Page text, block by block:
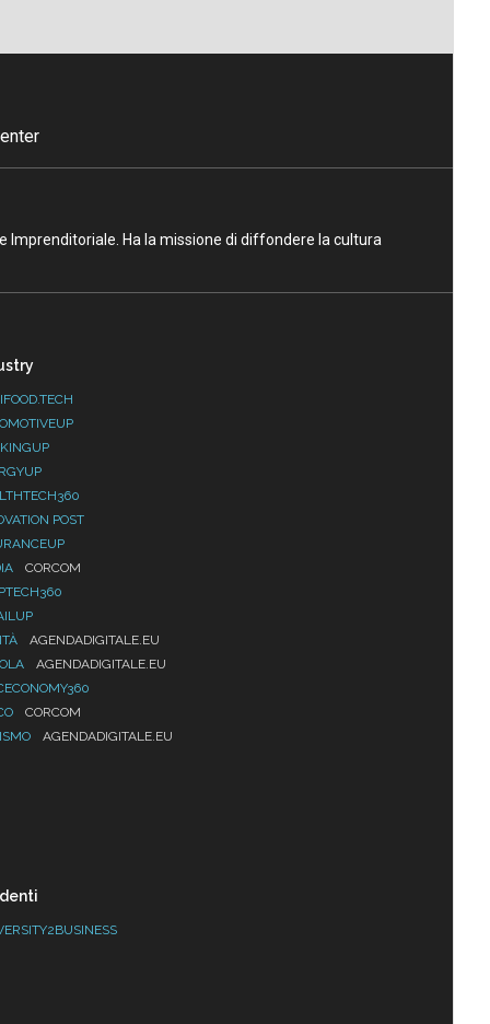
Imprenditoriale. Ha la missione di diffondere la cultura
POST
CORCOM
AGENDADIGITALE.EU
AGENDADIGITALE.EU
CORCOM
AGENDADIGITALE.EU